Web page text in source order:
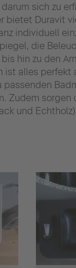
sich zu
bietet Duravit
individuell
die
hin zu den
ist alles perfekt
Zudem sorgen
und